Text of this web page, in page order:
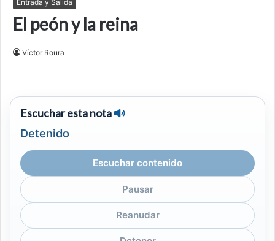
Entrada y Salida
El peón y la reina
Víctor Roura
Escuchar esta nota
Detenido
Escuchar contenido
Pausar
Reanudar